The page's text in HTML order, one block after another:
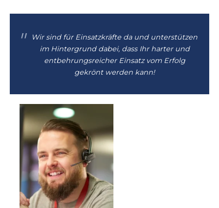
Wir sind für Einsatzkräfte da und unterstützen
im Hintergrund dabei, dass Ihr harter und
entbehrungsreicher Einsatz vom Erfolg
gekrönt werden kann!